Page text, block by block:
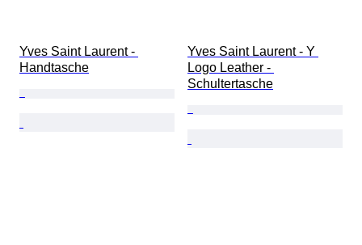
Yves Saint Laurent -
Handtasche
Yves Saint Laurent - Y
Logo Leather -
Schultertasche